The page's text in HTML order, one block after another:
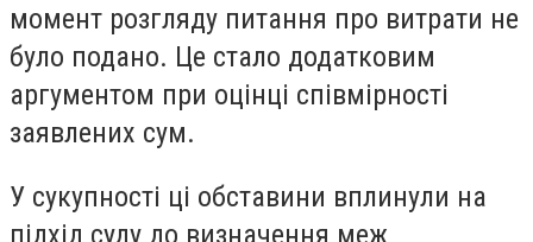
момент розгляду питання про витрати не
було подано. Це стало додатковим
аргументом при оцінці співмірності
заявлених сум.
У сукупності ці обставини вплинули на
підхід суду до визначення меж